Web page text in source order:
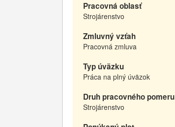
Pracovná oblasť
Strojárenstvo
Zmluvný vzťah
Pracovná zmluva
Typ úväzku
Práca na plný úväzok
Druh pracovného pomeru
Strojárenstvo